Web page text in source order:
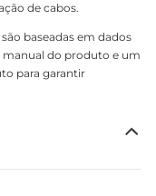
de cabos.
baseadas em dados
manual do produto e um
para garantir